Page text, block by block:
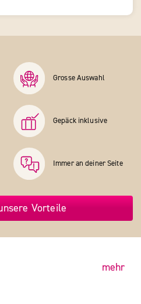
Grosse Auswahl
Gepäck inklusive
Immer an deiner Seite
Vorteile
mehr